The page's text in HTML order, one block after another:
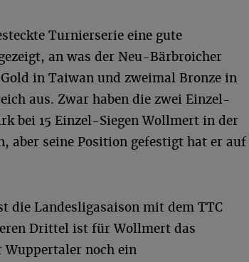
Turnierserie eine gute
an was der Neu-Bärbroicher
in Taiwan und zweimal Bronze in
aus. Zwar haben die zwei Einzel-
bei 15 Einzel-Siegen Wollmert in der
aber seine Position gefestigt hat er auf
die Landesligasaison mit dem TTC
Drittel ist für Wollmert das
noch ein